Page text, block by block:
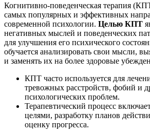
Когнитивно-поведенческая терапия
самых популярных и эффективных
современной психологии. Целью КПТ
негативных мыслей и поведенческих
для улучшения его психического
обучается анализировать свои мысли,
и заменять их на более здоровые
КПТ часто используется для
тревожных расстройств, фобий и
психологических проблем.
Терапевтический процесс
целями, разработку планов
оценку прогресса.